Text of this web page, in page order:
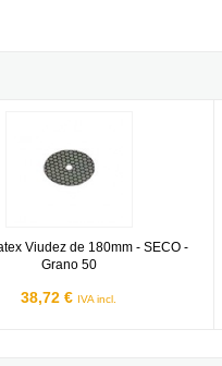
Viudez de 180mm - SECO -
Grano 50
38,72 € IVA incl.